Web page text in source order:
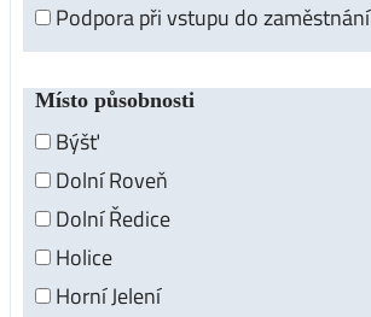
Podpora při vstupu do zaměstnání
Místo působnosti
Býšť
Dolní Roveň
Dolní Ředice
Holice
Horní Jelení